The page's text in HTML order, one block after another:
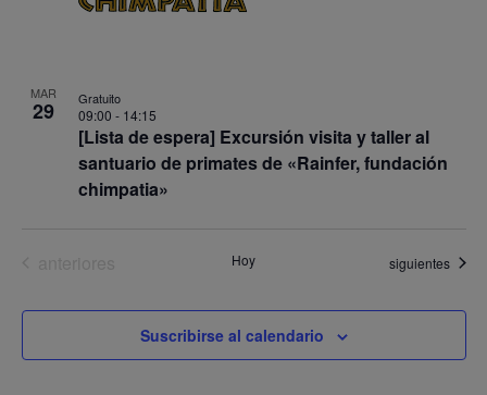
MAR
29
[Lista de espera] Excursión visita y taller al
santuario de primates de «Rainfer, fundación
chimpatia»
09:00 - 14:15
Gratuito
Hoy Eventos
siguientes
Suscribirse al calendario